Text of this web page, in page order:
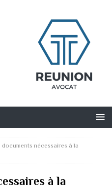
documents nécessaires à la
à la